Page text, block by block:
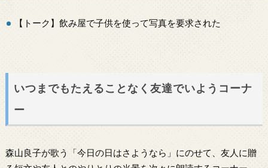
【トーク】飲み屋で子供を使って写真を要求された
いつまでもたえることなく友達でいようコーナ
ー
森山良子が歌う「今日の日はさようなら」にのせて、友人に贈